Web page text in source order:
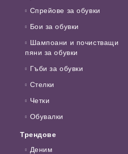
Спрейове за обувки
Бои за обувки
Шампоани и почистващи
пяни за обувки
Гъби за обувки
Стелки
Четки
Обувалки
Трендове
Деним